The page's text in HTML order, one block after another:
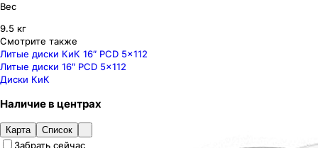
Вес
9.5 кг
Смотрите также
Литые диски КиК 16″ PCD 5x112
Литые диски 16″ PCD 5x112
Диски КиК
Наличиев центрах
Карта Список
Забрать сейчас